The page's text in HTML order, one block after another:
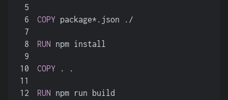
5
6
7
8
9
10
11
12
COPY package*.json ./
RUN npm install
COPY . .
RUN npm run build